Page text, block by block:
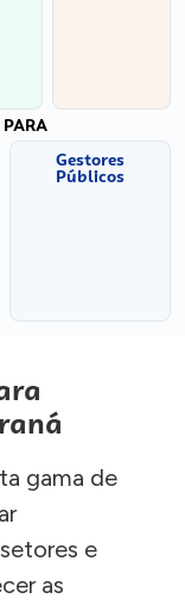
Gestores
Públicos
gama de
e
as